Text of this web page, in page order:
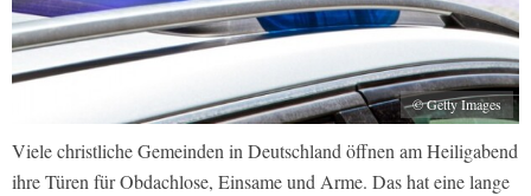
© Getty Images
Viele christliche Gemeinden in Deutschland öffnen am Heiligabend
ihre Türen für Obdachlose, Einsame und Arme. Das hat eine lange